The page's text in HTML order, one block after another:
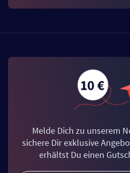
Melde Dich zu unserem
sichere Dir exklusive
erhältst Du einen